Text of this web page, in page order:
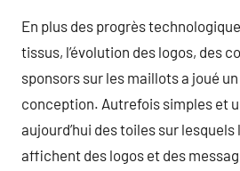
En plus des progrès
tissus, l’évolution des logos, des
sponsors sur les maillots a joué
conception. Autrefois simples et
aujourd’hui des toiles sur
affichent des logos et des